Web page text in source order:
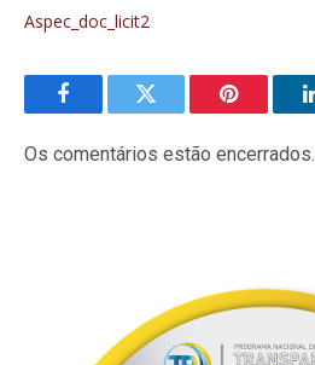
Aspec_doc_licit2
FacebookTwitter Pinterest
Os comentários estão encerrados.